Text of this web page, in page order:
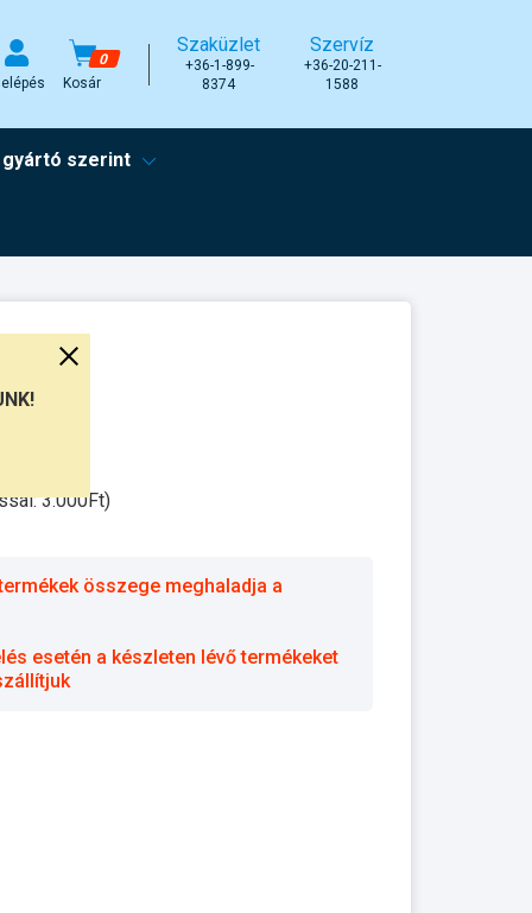
0
Kosár
Szaküzlet
+36-1-899-
8374
Szervíz
+36-20-211-
1588
szerint
3.000Ft)
összege meghaladja a
esetén a készleten lévő termékeket